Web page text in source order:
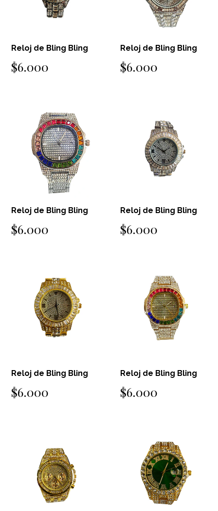
Reloj de Bling Bling
$6.000
Reloj de Bling Bling
$6.000
Reloj de Bling Bling
$6.000
Reloj de Bling Bling
$6.000
Reloj de Bling Bling
$6.000
Reloj de Bling Bling
$6.000